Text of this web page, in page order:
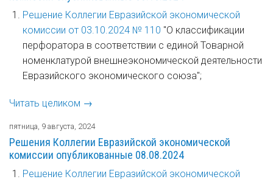
Решение Коллегии Евразийской экономической
комиссии от 03.10.2024 № 110 "О классификации
перфоратора в соответствии с единой Товарной
номенклатурой внешнеэкономической деятельности
Евразийского экономического союза";
Читать целиком →
пятница, 9 августа, 2024
Решения Коллегии Евразийской экономической
комиссии опубликованные 08.08.2024
Решение Коллегии Евразийской экономической